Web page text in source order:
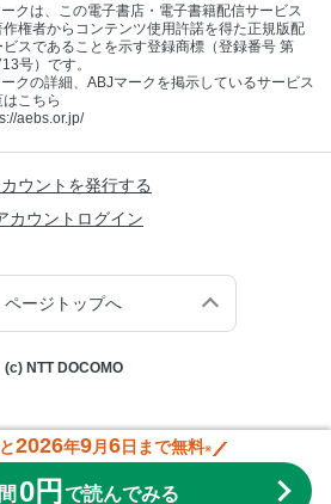
クは、この電子書店・電子書籍配信サービス
作権者からコンテンツ使用許諾を得た正規版配
ビスであることを示す登録商標（登録番号 第
号）です。
クの詳細、ABJマークを掲示しているサービス
こちら
aebs.or.jp/
ウントを発行する
カウントログイン
ページトップへ
(c) NTT DOCOMO
2026年9月 6日まで無料※
0円 で読んでみる